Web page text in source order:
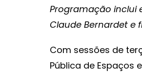
Programação inclui
Claude Bernardet e
Com sessões de
Pública de Espaços